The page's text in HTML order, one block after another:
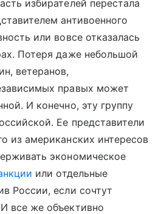
избирателей перестала
антивоенного
или вовсе отказалась
Потеря даже небольшой
ветеранов,
правых может
И конечно, эту группу
Ее представители
из американских интересов
экономическое
или отдельные
России, если сочтут
все же объективно